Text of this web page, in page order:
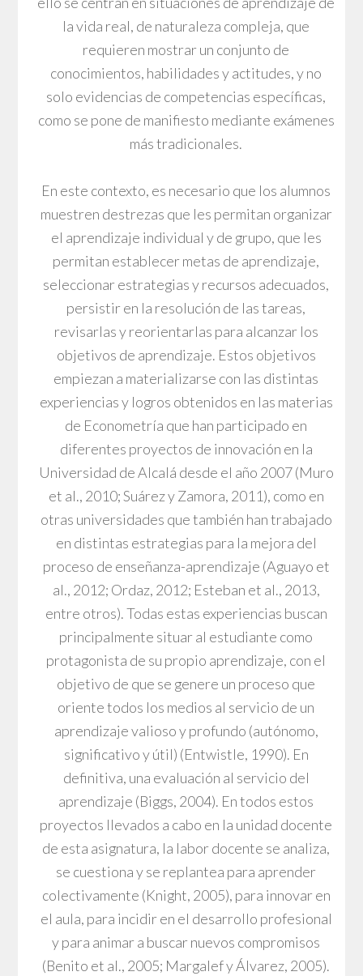
la vida real, de naturaleza compleja, que
requieren mostrar un conjunto de
conocimientos, habilidades y actitudes, y no
solo evidencias de competencias específicas,
como se pone de manifiesto mediante exámenes
más tradicionales.
En este contexto, es necesario que los alumnos
muestren destrezas que les permitan organizar
el aprendizaje individual y de grupo, que les
permitan establecer metas de aprendizaje,
seleccionar estrategias y recursos adecuados,
persistir en la resolución de las tareas,
revisarlas y reorientarlas para alcanzar los
objetivos de aprendizaje. Estos objetivos
empiezan a materializarse con las distintas
experiencias y logros obtenidos en las materias
de Econometría que han participado en
diferentes proyectos de innovación en la
Universidad de Alcalá desde el año 2007 (Muro
et al., 2010; Suárez y Zamora, 2011), como en
otras universidades que también han trabajado
en distintas estrategias para la mejora del
proceso de enseñanza-aprendizaje (Aguayo et
al., 2012; Ordaz, 2012; Esteban et al., 2013,
entre otros). Todas estas experiencias buscan
principalmente situar al estudiante como
protagonista de su propio aprendizaje, con el
objetivo de que se genere un proceso que
oriente todos los medios al servicio de un
aprendizaje valioso y profundo (autónomo,
significativo y útil) (Entwistle, 1990). En
definitiva, una evaluación al servicio del
aprendizaje (Biggs, 2004). En todos estos
proyectos llevados a cabo en la unidad docente
de esta asignatura, la labor docente se analiza,
se cuestiona y se replantea para aprender
colectivamente (Knight, 2005), para innovar en
el aula, para incidir en el desarrollo profesional
y para animar a buscar nuevos compromisos
(Benito et al., 2005; Margalef y Álvarez, 2005).